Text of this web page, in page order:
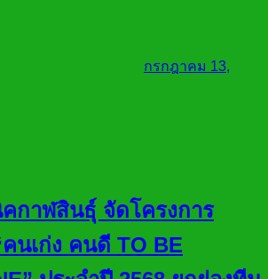
กรกฎาคม 13,
กาฬสินธุ์ จัดโครงการ
นเก่ง คนดี TO BE